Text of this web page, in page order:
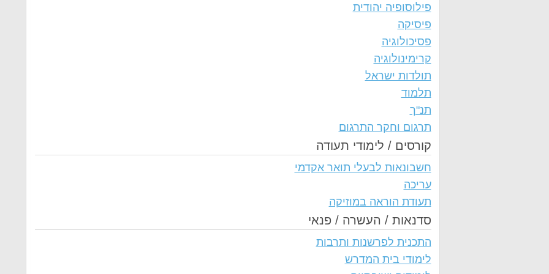
פילוסופיה יהודית
פיסיקה
פסיכולוגיה
קרימינולוגיה
תולדות ישראל
תלמוד
תנ"ך
תרגום וחקר התרגום
קורסים / לימודי תעודה
חשבונאות לבעלי תואר אקדמי
עריכה
תעודת הוראה במוזיקה
סדנאות / העשרה / פנאי
התכנית לפרשנות ותרבות
לימודי בית המדרש